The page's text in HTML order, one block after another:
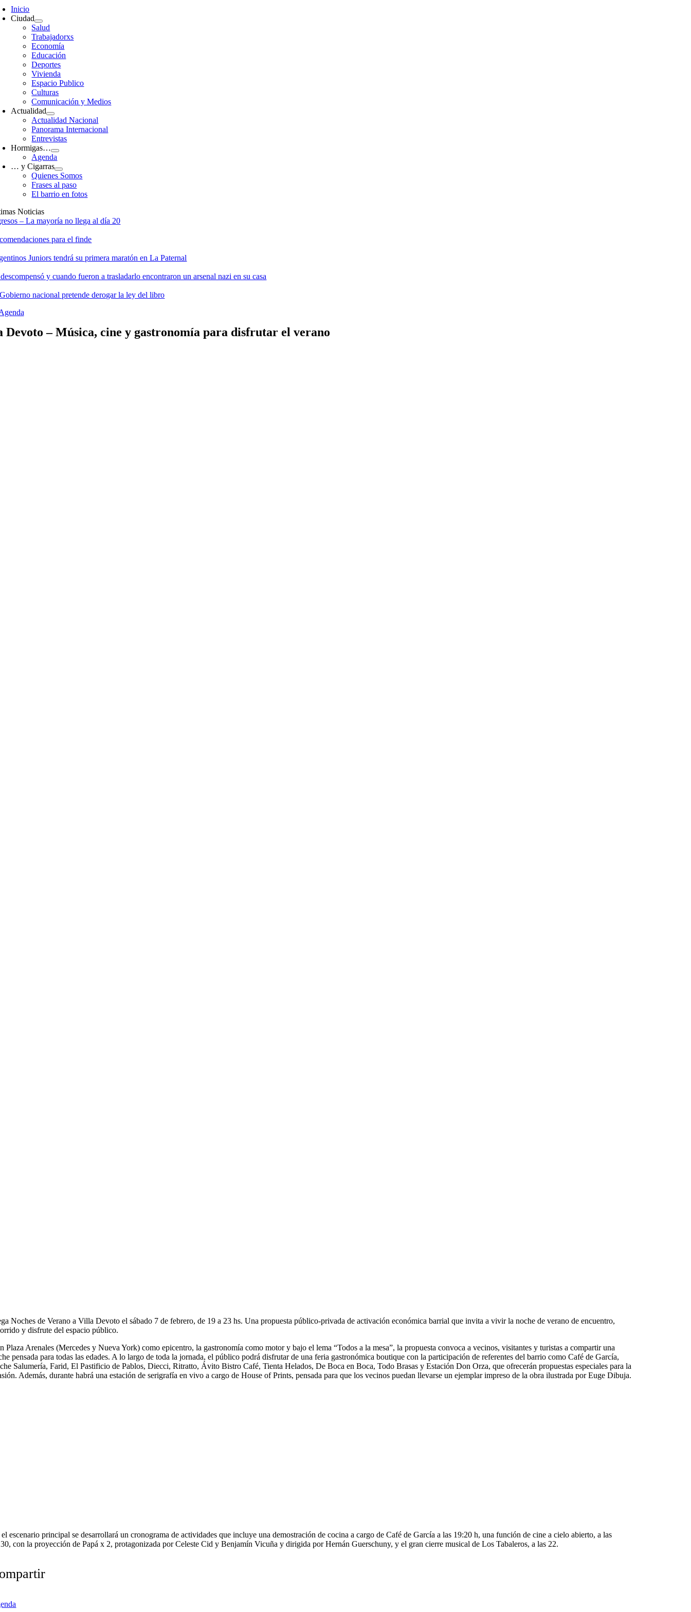
Inicio
Ciudad
Salud
Trabajadorxs
Economía
Educación
Deportes
Vivienda
Espacio Publico
Culturas
Comunicación y Medios
Actualidad
Actualidad Nacional
Panorama Internacional
Entrevistas
Hormigas…
Agenda
… y Cigarras
Quienes Somos
Frases al paso
El barrio en fotos
Noticias
– La mayoría no llega al día 20
para el finde
Juniors tendrá su primera maratón en La Paternal
y cuando fueron a trasladarlo encontraron un arsenal nazi en su casa
nacional pretende derogar la ley del libro
Devoto – Música, cine y gastronomía para disfrutar el verano
Noches de Verano a Villa Devoto el sábado 7 de febrero, de 19 a 23 hs. Una propuesta público-privada de activación económica barrial que invita a vivir la noche de verano de encuentro,
y disfrute del espacio público.
Plaza Arenales (Mercedes y Nueva York) como epicentro, la gastronomía como motor y bajo el lema “Todos a la mesa”, la propuesta convoca a vecinos, visitantes y turistas a compartir una
pensada para todas las edades. A lo largo de toda la jornada, el público podrá disfrutar de una feria gastronómica boutique con la participación de referentes del barrio como Café de García,
Salumería, Farid, El Pastificio de Pablos, Diecci, Ritratto, Ávito Bistro Café, Tienta Helados, De Boca en Boca, Todo Brasas y Estación Don Orza, que ofrecerán propuestas especiales para la
Además, durante habrá una estación de serigrafía en vivo a cargo de House of Prints, pensada para que los vecinos puedan llevarse un ejemplar impreso de la obra ilustrada por Euge Dibuja.
escenario principal se desarrollará un cronograma de actividades que incluye una demostración de cocina a cargo de Café de García a las 19:20 h, una función de cine a cielo abierto, a las
con la proyección de Papá x 2, protagonizada por Celeste Cid y Benjamín Vicuña y dirigida por Hernán Guerschuny, y el gran cierre musical de Los Tabaleros, a las 22.